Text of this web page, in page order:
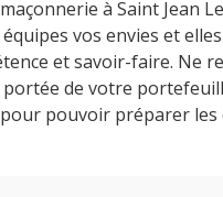
à Saint Jean
équipes vos envies et
et savoir-faire. Ne
de votre
pouvoir préparer les